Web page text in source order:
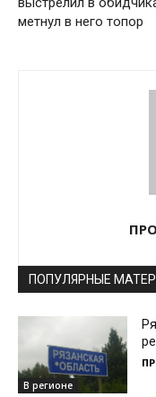
метнул в него топор
ПОПУЛЯРНЫЕ
В регионе